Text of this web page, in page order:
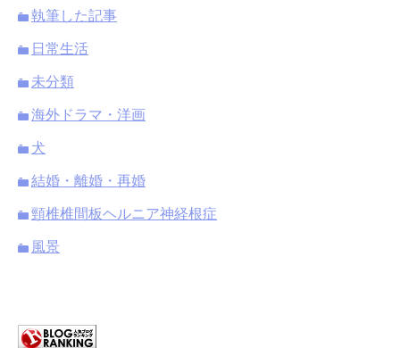
執筆した記事
日常生活
未分類
海外ドラマ・洋画
犬
結婚・離婚・再婚
頸椎椎間板ヘルニア神経根症
風景